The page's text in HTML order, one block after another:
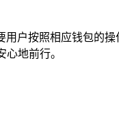
户按照相应钱包的
地前行。